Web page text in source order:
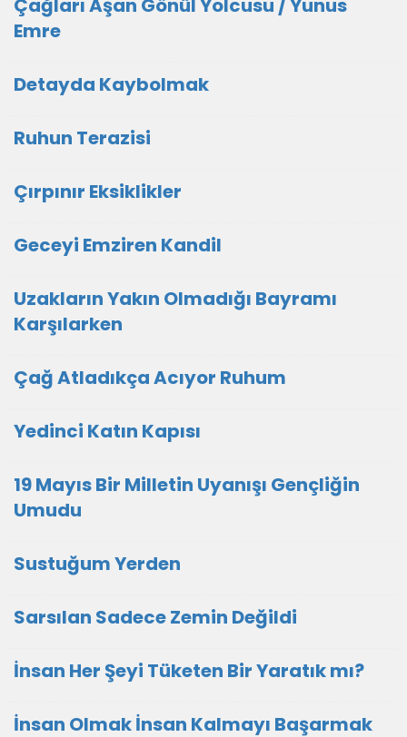
Çağları Aşan Gönül Yolcusu / Yunus
Emre
Detayda Kaybolmak
Ruhun Terazisi
Çırpınır Eksiklikler
Geceyi Emziren Kandil
Uzakların Yakın Olmadığı Bayramı
Karşılarken
Çağ Atladıkça Acıyor Ruhum
Yedinci Katın Kapısı
19 Mayıs Bir Milletin Uyanışı Gençliğin
Umudu
Sustuğum Yerden
Sarsılan Sadece Zemin Değildi
İnsan Her Şeyi Tüketen Bir Yaratık mı?
İnsan Olmak İnsan Kalmayı Başarmak